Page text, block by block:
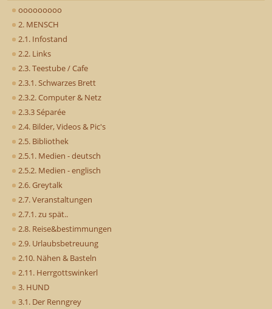
ooooooooo
2. MENSCH
2.1. Infostand
2.2. Links
2.3. Teestube / Cafe
2.3.1. Schwarzes Brett
2.3.2. Computer & Netz
2.3.3 Séparée
2.4. Bilder, Videos & Pic's
2.5. Bibliothek
2.5.1. Medien - deutsch
2.5.2. Medien - englisch
2.6. Greytalk
2.7. Veranstaltungen
2.7.1. zu spät..
2.8. Reise&bestimmungen
2.9. Urlaubsbetreuung
2.10. Nähen & Basteln
2.11. Herrgottswinkerl
3. HUND
3.1. Der Renngrey